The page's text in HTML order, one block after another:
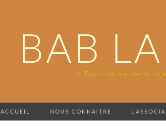
BAB
« Rien ne se perd,
ACCUEIL NOUS CONNAITRE